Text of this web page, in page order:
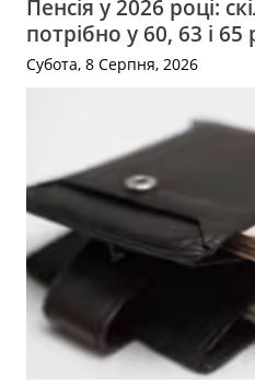
Пенсія у 2026 році:
потрібно у 60, 63 і 65
Субота, 8 Серпня, 2026